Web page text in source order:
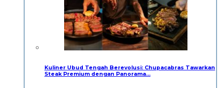
Kuliner Ubud Tengah Berevolusi: Chupacabras Tawarkan
Steak Premium dengan Panorama…